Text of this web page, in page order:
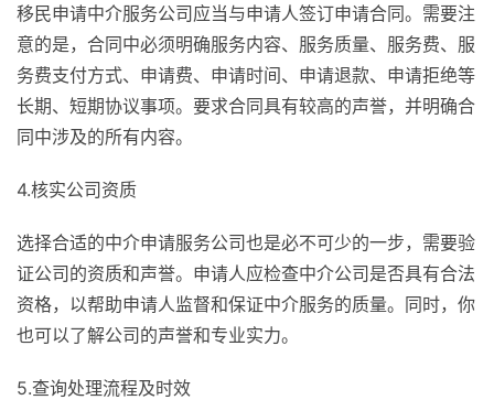
移民申请中介服务公司应当与申请人签订申请合同。需要注
意的是，合同中必须明确服务内容、服务质量、服务费、服
务费支付方式、申请费、申请时间、申请退款、申请拒绝等
长期、短期协议事项。要求合同具有较高的声誉，并明确合
同中涉及的所有内容。
4.核实公司资质
选择合适的中介申请服务公司也是必不可少的一步，需要验
证公司的资质和声誉。申请人应检查中介公司是否具有合法
资格，以帮助申请人监督和保证中介服务的质量。同时，你
也可以了解公司的声誉和专业实力。
5.查询处理流程及时效